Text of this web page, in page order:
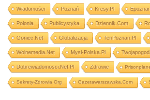
Wiadomości Poznań Kresy.pl
Polonia Publicystyka Dziennik.com
Goniec.net Globalizacja TenPoznan.pl
Wolnemedia.net Mysl-Polska.pl
Dobrewiadomosci.net.pl Zdrowie
Sekrety-Zdrowia.org Gazetawarszawska.com